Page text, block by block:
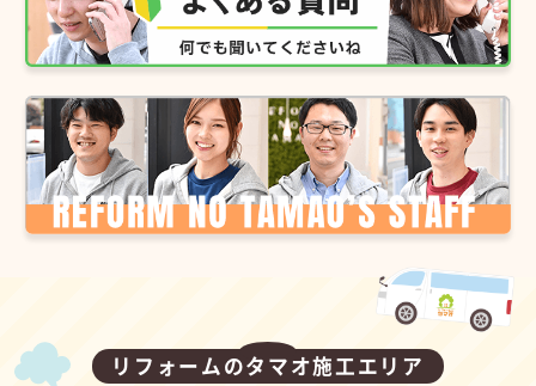
リフォームのタマオ施工エリア